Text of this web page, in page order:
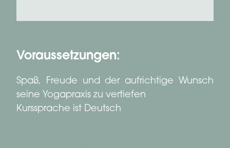
Voraussetzungen:
Spaß, Freude und der aufrichtige Wunsch
seine Yogapraxis zu vertiefen
Kurssprache ist Deutsch